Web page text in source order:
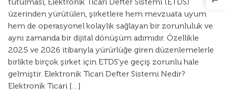
tutulması, Elektronik Ticari Defter Sistemi (ETDS)
üzerinden yürütülen, şirketlere hem mevzuata uyum
hem de operasyonel kolaylık sağlayan bir zorunluluk ve
aynı zamanda bir dijital dönüşüm adımıdır. Özellikle
2025 ve 2026 itibarıyla yürürlüğe giren düzenlemelerle
birlikte birçok şirket için ETDS’ye geçiş zorunlu hale
gelmiştir. Elektronik Ticari Defter Sistemi Nedir?
Elektronik Ticari […]